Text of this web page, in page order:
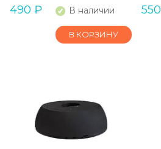
490 ₽ В наличии
В КОРЗИНУ
550